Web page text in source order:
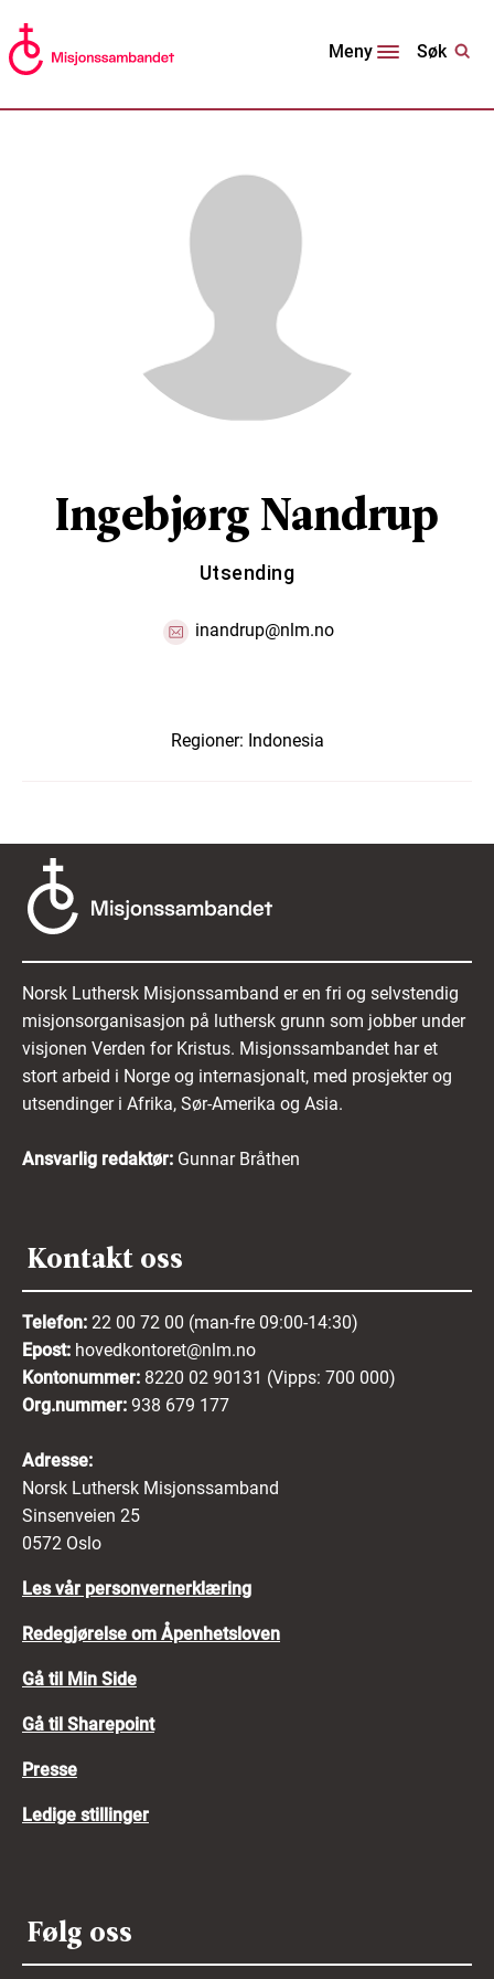
Meny Søk
Ingebjørg Nandrup
Utsending
inandrup@nlm.no
Regioner: Indonesia
Norsk Luthersk Misjonssamband er en fri og selvstendig
misjonsorganisasjon på luthersk grunn som jobber under
visjonen Verden for Kristus. Misjonssambandet har et
stort arbeid i Norge og internasjonalt, med prosjekter og
utsendinger i Afrika, Sør-Amerika og Asia.
Ansvarlig redaktør: Gunnar Bråthen
Kontakt oss
Telefon: 22 00 72 00 (man-fre 09:00-14:30)
Epost: hovedkontoret@nlm.no
Kontonummer: 8220 02 90131 (Vipps: 700 000)
Org.nummer: 938 679 177
Adresse:
Norsk Luthersk Misjonssamband
Sinsenveien 25
0572 Oslo
Les vår personvernerklæring
Redegjørelse om Åpenhetsloven
Gå til Min Side
Gå til Sharepoint
Presse
Ledige stillinger
Følg oss